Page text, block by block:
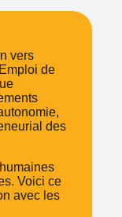
vers
de
des
Voici ce
avec les